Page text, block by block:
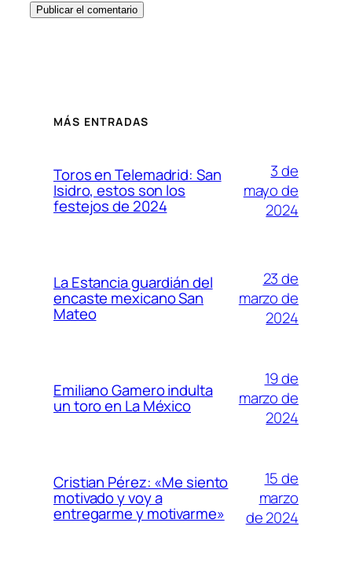
MÁS ENTRADAS
Toros en Telemadrid: San
Isidro, estos son los
festejos de 2024
3 de
mayo de
2024
La Estancia guardián del
encaste mexicano San
Mateo
23 de
marzo de
2024
Emiliano Gamero indulta
un toro en La México
19 de
marzo de
2024
Cristian Pérez: «Me siento
motivado y voy a
entregarme y motivarme»
15 de
marzo
de 2024